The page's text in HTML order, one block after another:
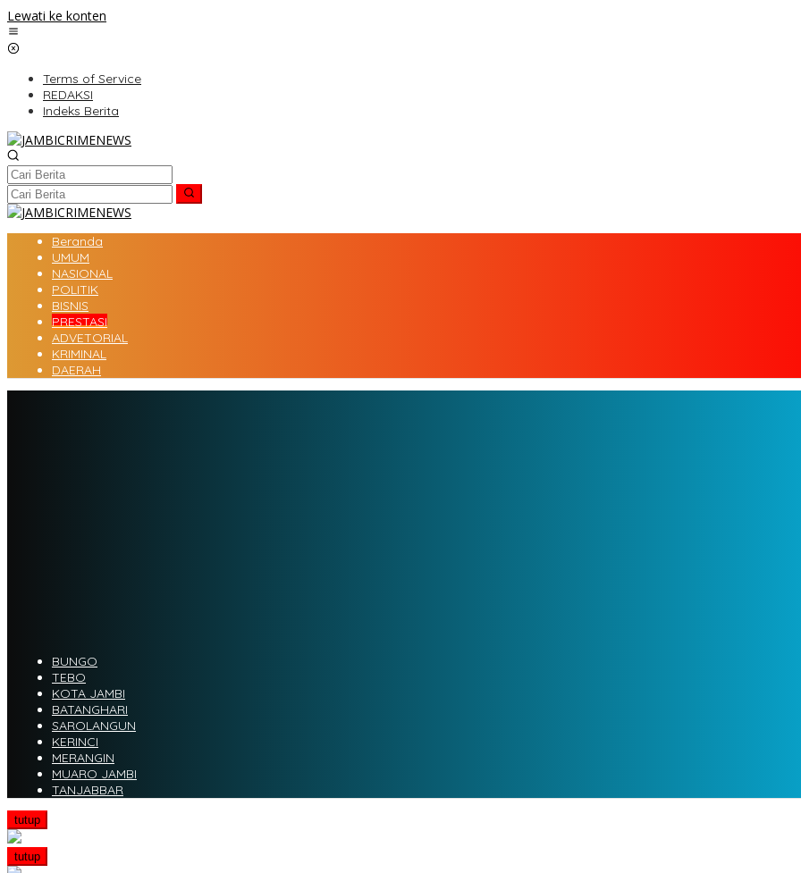
Lewati ke konten
Terms of Service
REDAKSI
Indeks Berita
Beranda
UMUM
NASIONAL
POLITIK
BISNIS
PRESTASI
ADVETORIAL
KRIMINAL
DAERAH
BUNGO
TEBO
KOTA JAMBI
BATANGHARI
SAROLANGUN
KERINCI
MERANGIN
MUARO JAMBI
TANJABBAR
tutup
tutup